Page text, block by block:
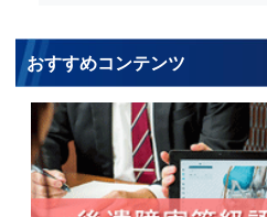
おすすめコンテンツ